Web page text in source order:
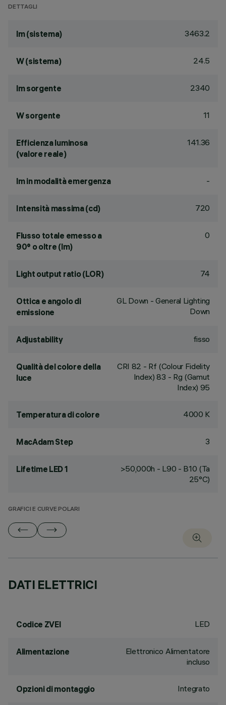
DETTAGLI
lm (sistema) 3463.2
W (sistema) 24.5
lm sorgente 2340
W sorgente 11
Efficienza luminosa
(valore reale)
141.36
lm in modalità emergenza -
Intensità massima (cd) 720
Flusso totale emesso a
90° o oltre (lm)
0
Light output ratio (LOR) 74
Ottica e angolo di
emissione
GL Down - General Lighting
Down
Adjustability fisso
Qualità del colore della
luce
CRI 82 - Rf (Colour Fidelity
Index) 83 - Rg (Gamut
Index) 95
Temperatura di colore 4000 K
MacAdam Step 3
Lifetime LED 1
>50,000h - L90 - B10 (Ta
25°C)
GRAFICI E CURVE POLARI
DATI ELETTRICI
Codice ZVEI LED
Alimentazione
Elettronico Alimentatore
incluso
Opzioni di montaggio Integrato